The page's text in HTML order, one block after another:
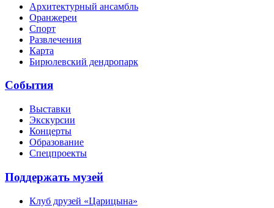
Архитектурный ансамбль
Оранжереи
Спорт
Развлечения
Карта
Бирюлевский дендропарк
События
Выставки
Экскурсии
Концерты
Образование
Спецпроекты
Поддержать музей
Клуб друзей «Царицына»